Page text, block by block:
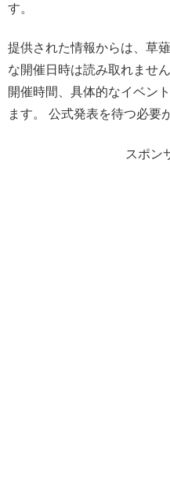
す。
提供された情報からは、草
な開催日時は読み取れませ
開催時間、具体的なイベン
ます。 公式発表を待つ必要
スポン